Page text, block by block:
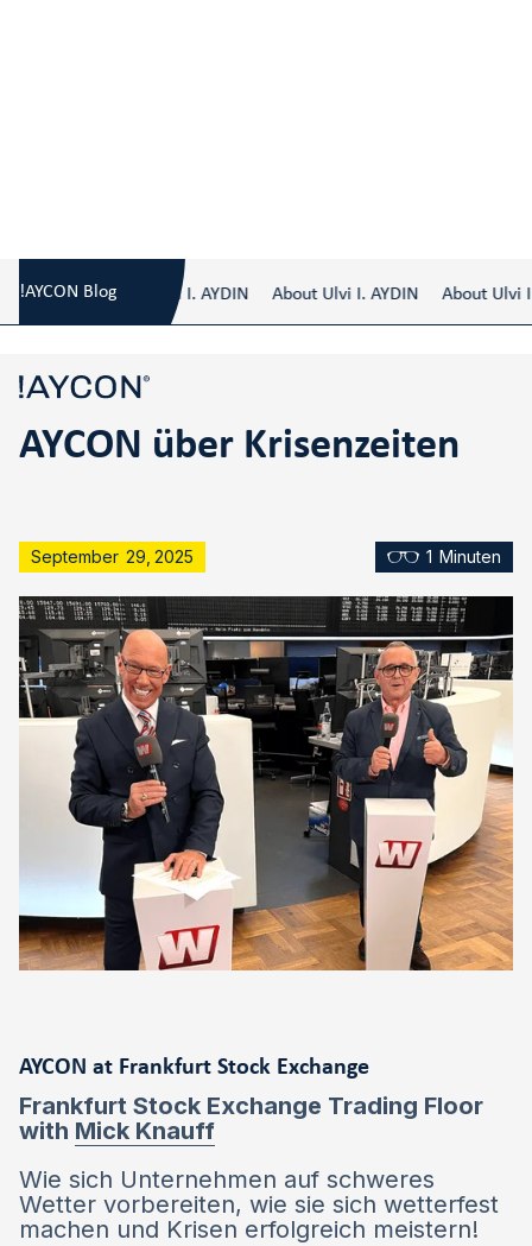
!AYCON BlogAbout Ulvi I. AYDIN About Ulvi I. AYDIN About Ulvi I.
AYCON über Krisenzeiten
September 29 2025 1 Minuten
AYCON at Frankfurt Stock Exchange
Frankfurt Stock Exchange Trading Floor
with Mick Knauff
Wie sich Unternehmen auf schweres
Wetter vorbereiten, wie sie sich wetterfest
machen und Krisen erfolgreich meistern!